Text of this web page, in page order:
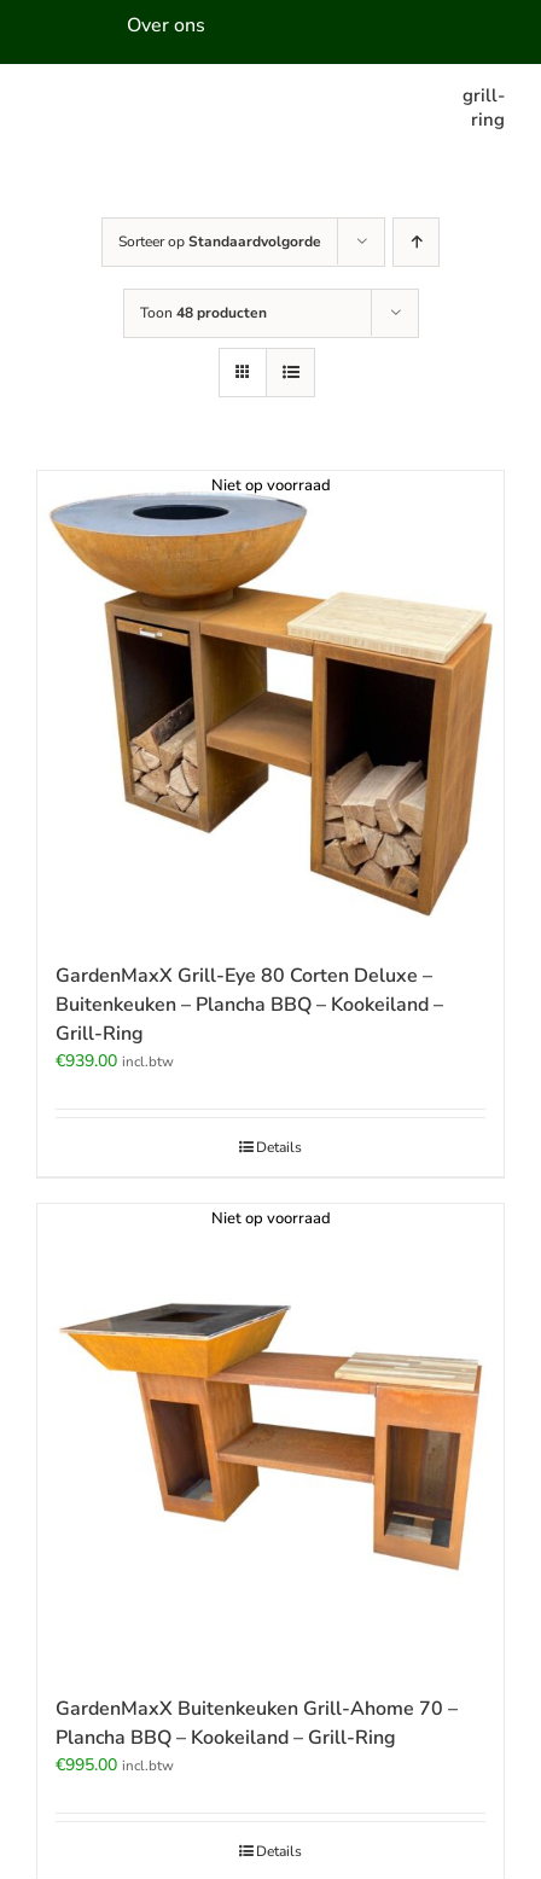
Over ons
grill-
ring
Sorteer opStandaardvolgorde
Toon 48 producten
Niet op voorraad
GardenMaxX Grill-Eye 80 Corten Deluxe –
Buitenkeuken – Plancha BBQ – Kookeiland –
Grill-Ring
€939.00 incl.btw
Details
Niet op voorraad
GardenMaxX Buitenkeuken Grill-Ahome 70 –
Plancha BBQ – Kookeiland – Grill-Ring
€995.00 incl.btw
Details